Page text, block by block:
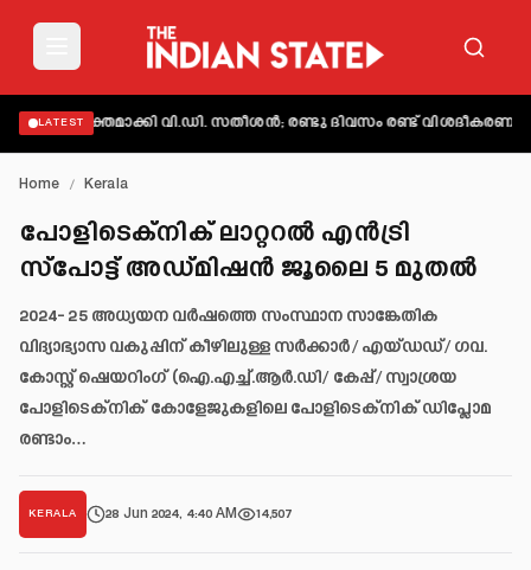
LATEST
വ്യക്തമാക്കി വി.ഡി. സതീശൻ; രണ്ടു ദിവസം രണ്ട് വിശദീകരണമെന്ന്
Home / Kerala
പോളിടെക്‌നിക് ലാറ്ററൽ എൻട്രി
സ്പോട്ട് അഡ്മിഷൻ ജൂലൈ 5 മുതൽ
2024- 25 അധ്യയന വർഷത്തെ സംസ്ഥാന സാങ്കേതിക
വിദ്യാഭ്യാസ വകുപ്പിന് കീഴിലുള്ള സർക്കാർ/ എയ്ഡഡ്/ ഗവ.
കോസ്റ്റ് ഷെയറിംഗ് (ഐ.എച്ച്.ആർ.ഡി/ കേപ്പ്/ സ്വാശ്രയ
പോളിടെക്‌നിക് കോളേജുകളിലെ പോളിടെക്‌നിക് ഡിപ്ലോമ
രണ്ടാം…
KERALA 28 Jun 2024, 4:40 AM 14,507